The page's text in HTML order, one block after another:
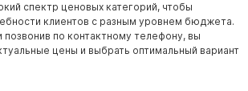
спектр ценовых категорий, чтобы
клиентов с разным уровнем бюджета.
позвонив по контактному телефону, вы
цены и выбрать оптимальный вариант